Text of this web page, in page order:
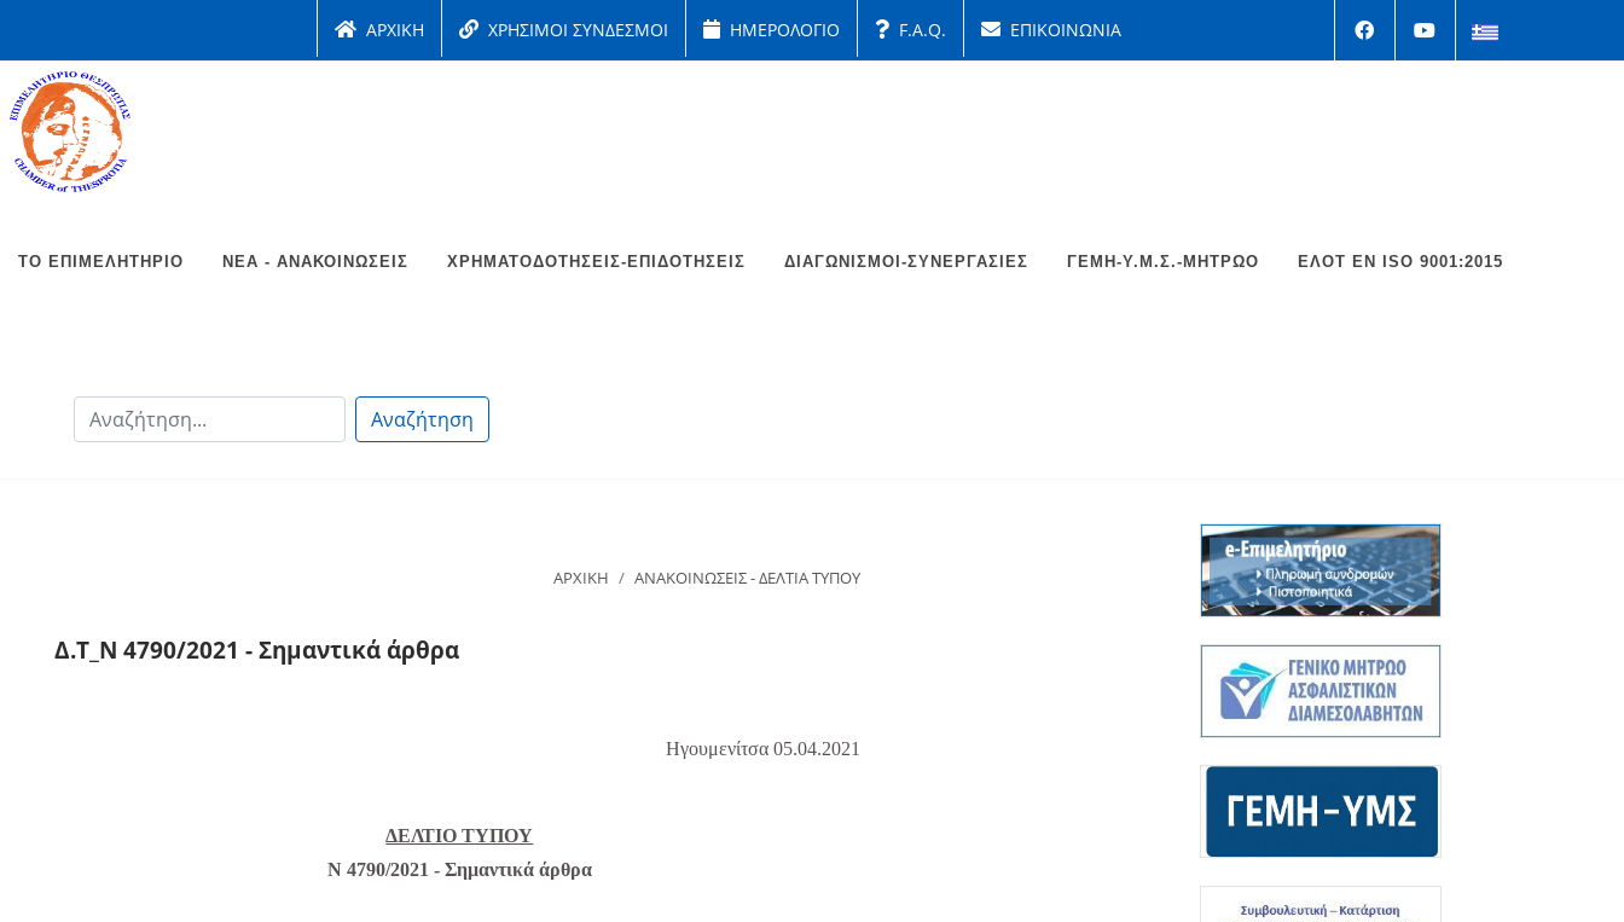
ΑΡΧΙΚΗ ΧΡΗΣΙΜΟΙ ΣΥΝΔΕΣΜΟΙ ΗΜΕΡΟΛΟΓΙΟ F.A.Q. ΕΠΙΚΟΙΝΩΝΙΑ
ΤΟ ΕΠΙΜΕΛΗΤΉΡΙΟ ΝΈΑ - ΑΝΑΚΟΙΝΏΣΕΙΣ ΧΡΗΜΑΤΟΔΟΤΉΣΕΙΣ-ΕΠΙΔΟΤΉΣΕΙΣ ΔΙΑΓΩΝΙΣΜΟΊ-ΣΥΝΕΡΓΑΣΊΕΣ ΓΕΜΗ-Υ.Μ.Σ.-ΜΗΤΡΩΟ ΕΛΟΤ EΝ ISO 9001:2015
Αναζήτηση
ΑΡΧΙΚΗ ΑΝΑΚΟΙΝΩΣΕΙΣ - ΔΕΛΤΙΑ ΤΥΠΟΥ
Δ.Τ_Ν 4790/2021 - Σημαντικά άρθρα
Ηγουμενίτσα 05.04.2021
ΔΕΛΤΙΟ ΤΥΠΟΥ
Ν 4790/2021 - Σημαντικά άρθρα